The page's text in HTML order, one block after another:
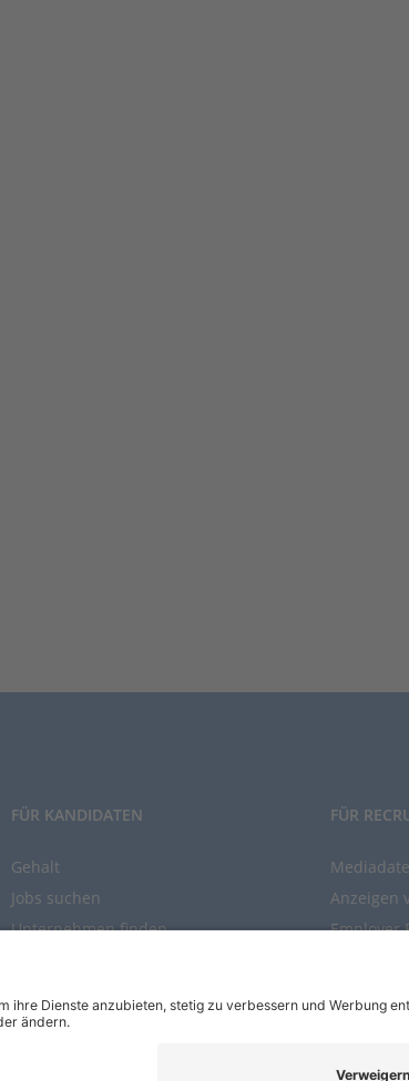
FÜR KANDIDATEN
Gehalt
Jobs suchen
Unternehmen finden
FÜR
Anzeigen
Employer